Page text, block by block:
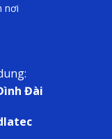
Đài
nơi